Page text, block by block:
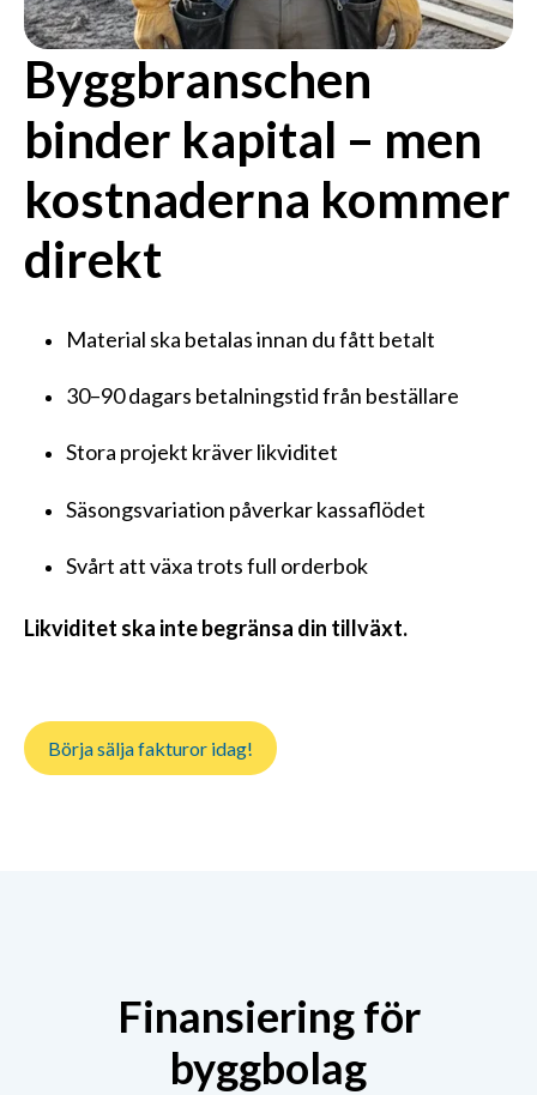
Byggbranschen
binder kapital – men
kostnaderna kommer
direkt
Material ska betalas innan du fått betalt
30–90 dagars betalningstid från beställare
Stora projekt kräver likviditet
Säsongsvariation påverkar kassaflödet
Svårt att växa trots full orderbok
Likviditet ska inte begränsa din tillväxt.
Börja sälja fakturor idag!
Finansiering för
byggbolag